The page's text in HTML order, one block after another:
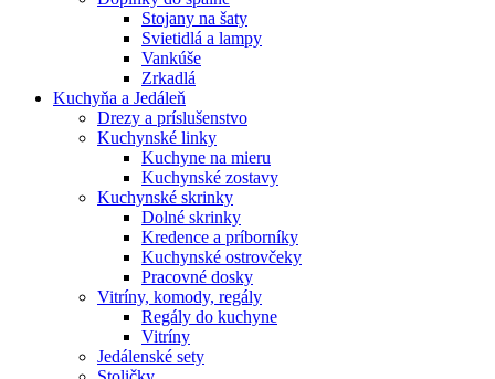
Stojany na šaty
Svietidlá a lampy
Vankúše
Zrkadlá
Kuchyňa a Jedáleň
Drezy a príslušenstvo
Kuchynské linky
Kuchyne na mieru
Kuchynské zostavy
Kuchynské skrinky
Dolné skrinky
Kredence a príborníky
Kuchynské ostrovčeky
Pracovné dosky
Vitríny, komody, regály
Regály do kuchyne
Vitríny
Jedálenské sety